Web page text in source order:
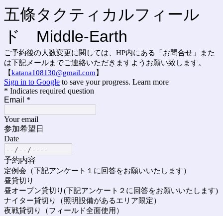
五條タクティカルフィール
ド Middle-Earth
ご予約後の人数変更に関しては、HP内にある「お問合せ」また
は下記メールまでご連絡いただきますようお願い致します。
【katana108130@gmail.com 】
Sign in to Google to save your progress. Learn more
* Indicates required question
Email *
Your email
参加希望日
Date
予約内容
定例会（下記アンケート１に回答をお願いいたします）
昼貸切り
昼オープン貸切り(下記アンケート２に回答をお願いいたします)
ナイター貸切り（照明設備があるエリア限定）
夜戦貸切り（フィールド全面使用）